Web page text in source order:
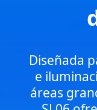
Diseñada
e
áreas